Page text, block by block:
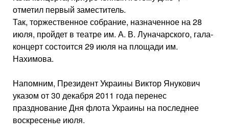
отметил первый заместитель.
Так, торжественное собрание, назначенное на 28
июля, пройдет в театре им. А. В. Луначарского, гала-
концерт состоится 29 июля на площади им.
Нахимова.
Напомним, Президент Украины Виктор Янукович
указом от 30 декабря 2011 года перенес
празднование Дня флота Украины на последнее
воскресенье июля.